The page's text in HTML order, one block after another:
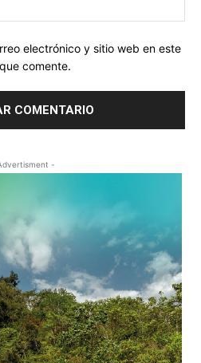
electrónico y sitio web en este
comente.
-